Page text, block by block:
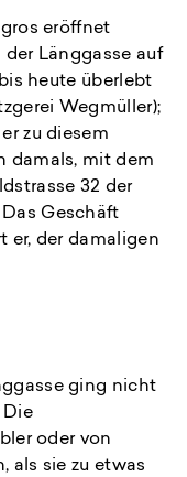
eröffnet
Länggasse auf
heute überlebt
Wegmüller);
zu diesem
damals, mit dem
32 der
Geschäft
er, der damaligen
ging nicht
Die
oder von
als sie zu etwas